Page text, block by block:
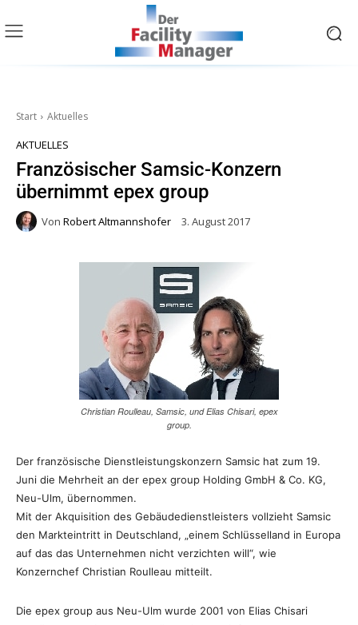
Start Aktuelles
AKTUELLES
Französischer Samsic-Konzern
übernimmt epex group
Von Robert Altmannshofer 3. August 2017
Christian Roulleau, Samsic, und Elias Chisari, epex
group.
Der französische Dienstleistungskonzern Samsic hat zum 19.
Juni die Mehrheit an der epex group Holding GmbH & Co. KG,
Neu-Ulm, übernommen.
Mit der Akquisition des Gebäudedienstleisters vollzieht Samsic
den Markteintritt in Deutschland, „einem Schlüsselland in Europa
auf das das Unternehmen nicht verzichten will“, wie
Konzernchef Christian Roulleau mitteilt.
Die epex group aus Neu-Ulm wurde 2001 von Elias Chisari